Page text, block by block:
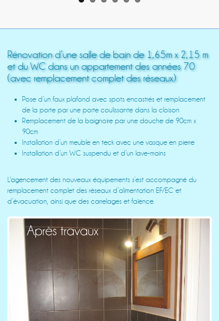
Rénovation d’une salle de bain de 1,65m x 2,15 m
et du WC dans un appartement des années 70
(avec remplacement complet des réseaux)
Pose d’un faux plafond avec spots encastrés et remplacement
de la porte par une porte coulissante dans la cloison
Remplacement de la baignoire par une douche de 90cm x
90cm
Installation d’un meuble en teck avec une vasque en pierre
Installation d’un WC suspendu et d’un lave-mains
L'agencement des nouveaux équipements s’est accompagné du
remplacement complet des réseaux d’alimentation EF/EC et
d’évacuation, ainsi que des carrelages et faïence.